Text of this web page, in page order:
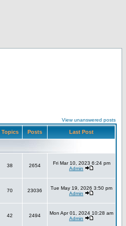
View unanswered posts
Topics Posts Last Post
38 2654
Fri Mar 10, 2023 6:24 pm
Admin
70 23036
Tue May 19, 2026 3:50 pm
Admin
42 2494
Mon Apr 01, 2024 10:28 am
Admin